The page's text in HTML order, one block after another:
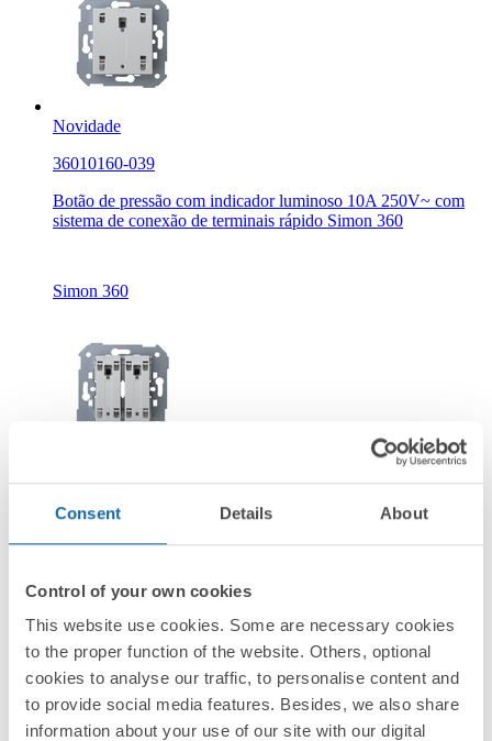
Consent Details About
Control of your own cookies
This website use cookies. Some are necessary cookies
to the proper function of the website. Others, optional
cookies to analyse our traffic, to personalise content and
to provide social media features. Besides, we also share
information about your use of our site with our digital
Novidade
36010160-039
Botão de pressão com indicador luminoso 10A 250V~ com
sistema de conexão de terminais rápido Simon 360
Simon 360
36010396-039
Pulsador duplo momentâneo 10A 250V~ conexão rápida